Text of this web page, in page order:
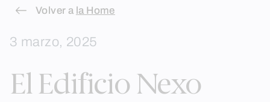
Skip
content
Volver a la Home
3 marzo, 2025
El Edificio Nexo